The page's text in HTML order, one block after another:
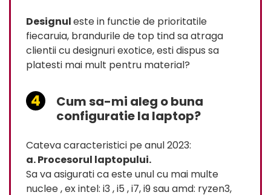
Designuleste in functie de prioritatile
fiecaruia, brandurile de top tind sa atraga
clientii cu designuri exotice, esti dispus sa
platesti mai mult pentru material?
Cum sa-mi aleg o buna
configuratie la laptop?
Cateva caracteristici pe anul 2023:
a. Procesorul laptopului.
Sa va asigurati ca este unul cu mai multe
nuclee , ex intel: i3 , i5 , i7, i9 sau amd: ryzen3,